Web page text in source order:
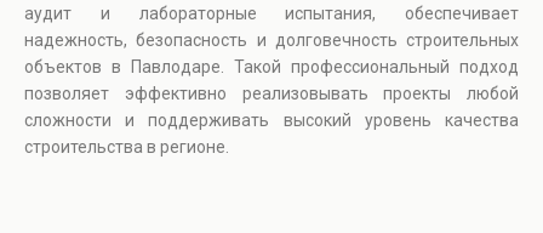
аудит и лабораторные испытания, обеспечивает
надежность, безопасность и долговечность строительных
объектов в Павлодаре. Такой профессиональный подход
позволяет эффективно реализовывать проекты любой
сложности и поддерживать высокий уровень качества
строительства в регионе.